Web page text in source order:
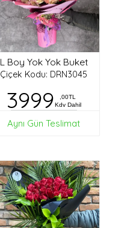
L Boy Yok Yok Buket
Çiçek Kodu: DRN3045
3999
,00TL
Kdv Dahil
Aynı Gün Teslimat